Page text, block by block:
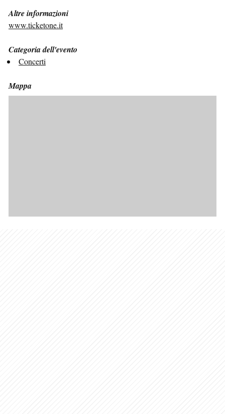
Altre informazioni
www.ticketone.it
Categoria dell'evento
Concerti
Mappa